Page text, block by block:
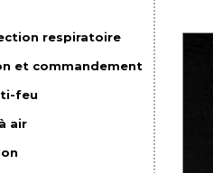
respiratoire
et commandement
feu
air